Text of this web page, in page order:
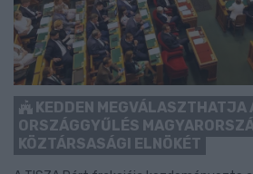
KEDDEN MEGVÁLASZTHATJA
ORSZÁGGYŰLÉS
KÖZTÁRSASÁGI ELNÖKÉT